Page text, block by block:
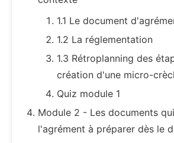
1.1 Le document
1.2 La réglementation
1.3 Rétroplanning des
création d'une micro-
Quiz module 1
Module 2 - Les documents
l'agrément à préparer dès le